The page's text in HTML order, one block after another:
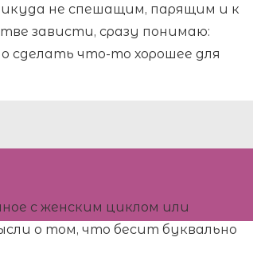
не спешащим, парящим и к
зависти, сразу понимаю:
сделать что-то хорошее для
с женским циклом или
о том, что бесит буквально